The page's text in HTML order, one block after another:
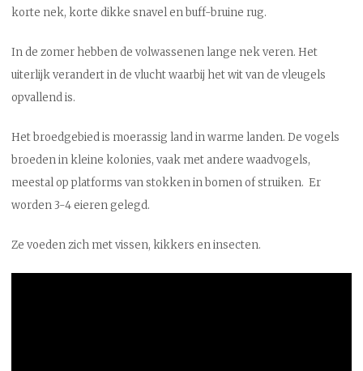
korte nek, korte dikke snavel en buff-bruine rug.
In de zomer hebben de volwassenen lange nek veren. Het
uiterlijk verandert in de vlucht waarbij het wit van de vleugels
opvallend is.
Het broedgebied is moerassig land in warme landen. De vogels
broeden in kleine kolonies, vaak met andere waadvogels,
meestal op platforms van stokken in bomen of struiken. Er
worden 3-4 eieren gelegd.
Ze voeden zich met vissen, kikkers en insecten.